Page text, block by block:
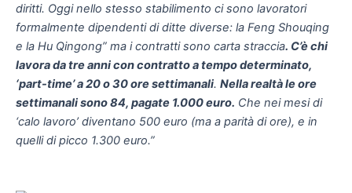
diritti. Oggi nello stesso stabilimento ci sono lavoratori
formalmente dipendenti di ditte diverse: la Feng Shouqing
e la Hu Qingong” ma i contratti sono carta straccia. C’è chi
lavora da tre anni con contratto a tempo determinato,
‘part-time’ a 20 o 30 ore settimanali. Nella realtà le ore
settimanali sono 84, pagate 1.000 euro. Che nei mesi di
‘calo lavoro’ diventano 500 euro (ma a parità di ore), e in
quelli di picco 1.300 euro.”